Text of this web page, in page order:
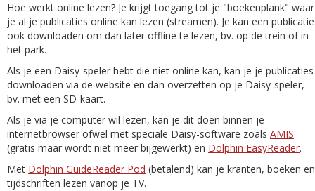
Hoe werkt online lezen? Je krijgt toegang tot je "boekenplank" waar
je al je publicaties online kan lezen (streamen). Je kan een publicatie
ook downloaden om dan later offline te lezen, bv. op de trein of in
het park.
Als je een Daisy-speler hebt die niet online kan, kan je je publicaties
downloaden via de website en dan overzetten op je Daisy-speler,
bv. met een SD-kaart.
Als je via je computer wil lezen, kan je dit doen binnen je
internetbrowser ofwel met speciale Daisy-software zoals AMIS
(gratis maar wordt niet meer bijgewerkt) en Dolphin EasyReader.
Met Dolphin GuideReader Pod (betalend) kan je kranten, boeken en
tijdschriften lezen vanop je TV.